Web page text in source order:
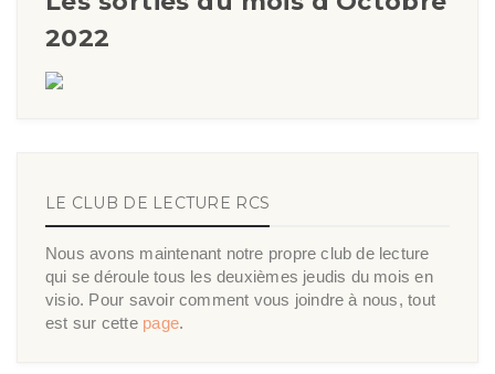
2022
LE CLUB DE LECTURE RCS
Nous avons maintenant notre propre club de lecture
qui se déroule tous les deuxièmes jeudis du mois en
visio. Pour savoir comment vous joindre à nous, tout
est sur cette page.